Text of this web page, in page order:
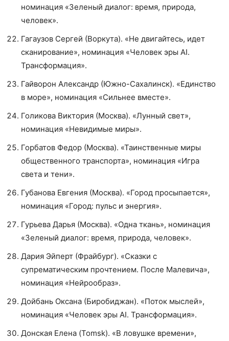
номинация «Зеленый диалог: время, природа,
человек».
Гагаузов Сергей (Воркута). «Не двигайтесь, идет
сканирование», номинация «Человек эры AI.
Трансформация».
Гайворон Александр (Южно-Сахалинск). «Единство
в море», номинация «Сильнее вместе».
Голикова Виктория (Москва). «Лунный свет»,
номинация «Невидимые миры».
Горбатов Федор (Москва). «Таинственные миры
общественного транспорта», номинация «Игра
света и тени».
Губанова Евгения (Москва). «Город просыпается»,
номинация «Город: пульс и энергия».
Гурьева Дарья (Москва). «Одна ткань», номинация
«Зеленый диалог: время, природа, человек».
Дария Эйперт (Фрайбург). «Сказки с
супрематическим прочтением. После Малевича»,
номинация «Нейрообраз».
Дойбань Оксана (Биробиджан). «Поток мыслей»,
номинация «Человек эры AI. Трансформация».
Донская Елена (Tomsk). «В ловушке времени»,